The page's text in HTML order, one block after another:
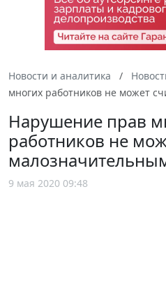
Новости и аналитика
многих работников не может
Нарушение прав
работников не
9 мая 2020 09:48